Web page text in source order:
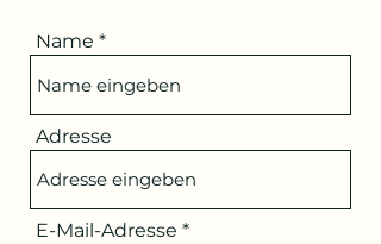
Name
Adresse
E-Mail-Adresse